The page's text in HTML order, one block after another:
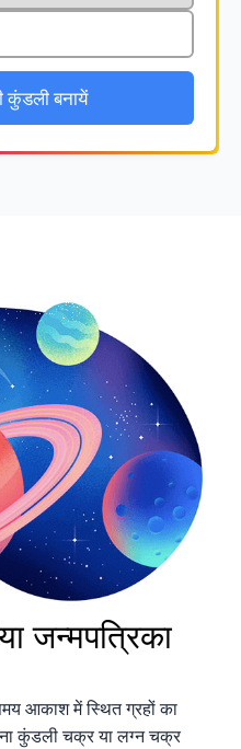
कुंडली बनायें
जन्मपत्रिका
आकाश में स्थित ग्रहों का
कुंडली चक्र या लग्न चक्र